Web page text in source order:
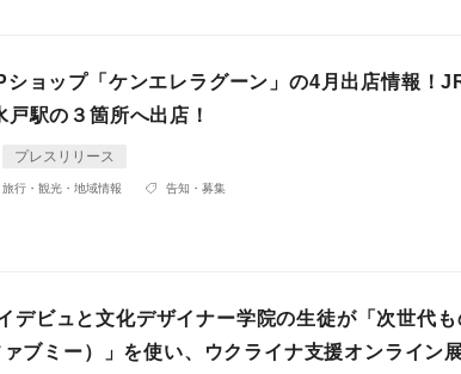
ショップ「ケンエレラグーン」の4月出店情報！
駅の３箇所へ出店！
プレスリリース
旅行・観光・地域情報 告知・募集
デビュと文化デザイナー学院の生徒が「次世代
ブミー）」を使い、ウクライナ支援オンライン